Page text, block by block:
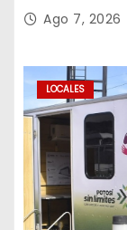
Ago 7, 2026
LOCALES